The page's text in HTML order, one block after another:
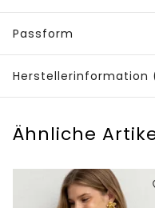
Passform
Herstellerinformation
Ähnliche